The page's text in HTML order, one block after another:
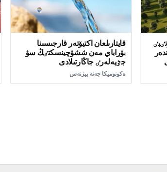
قايتارىلعان اكتيۆتەر قارجىسىنا
بۋراباي مەن ششۋچينسكتٸڭ سۋ
جٷيەلەرٸ جاڭارتىلادى
ەكونوميكا جەنە بيزنەس